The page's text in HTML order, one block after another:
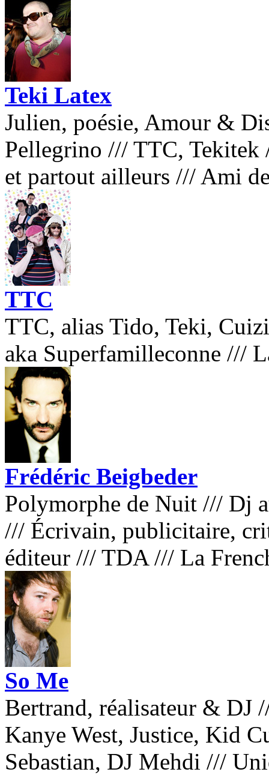
Teki Latex
Julien, poésie, Amour &
Pellegrino /// TTC, Tekitek
et partout ailleurs /// Ami
TTC
TTC, alias Tido, Teki,
aka Superfamilleconne ///
Frédéric Beigbeder
Polymorphe de Nuit /// Dj
/// Écrivain, publicitaire,
éditeur /// TDA /// La
So Me
Bertrand, réalisateur & DJ
Kanye West, Justice, Kid
Sebastian, DJ Mehdi ///